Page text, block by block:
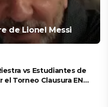
de Lionel Messi
vs Estudiantes de
el Torneo Clausura EN